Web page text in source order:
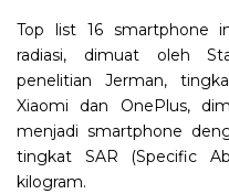
Top list 16 smartphone
radiasi, dimuat oleh
penelitian Jerman,
Xiaomi dan OnePlus,
menjadi smartphone
tingkat SAR (Specific
kilogram.